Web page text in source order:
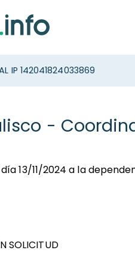
IP 142041824033869
-
13/11/2024 a la
SOLICITUD